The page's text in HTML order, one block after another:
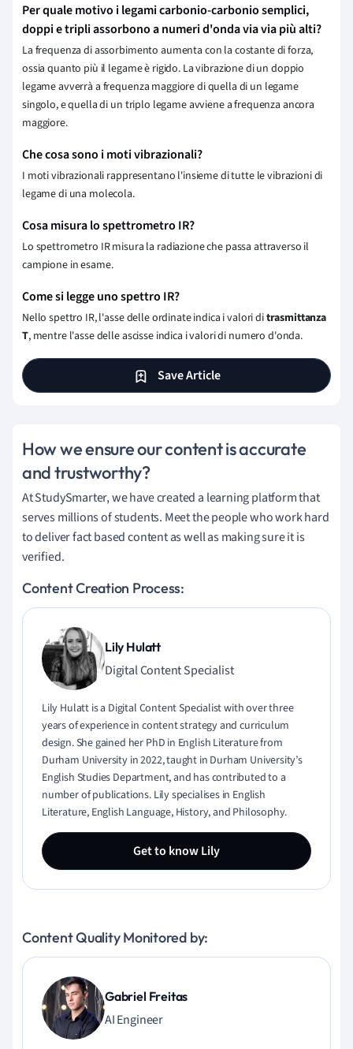
Per quale motivo i legami carbonio-carbonio semplici,
doppi e tripli assorbono a numeri d'onda via via più alti?
La frequenza di assorbimento aumenta con la costante di forza,
ossia quanto più il legame è rigido. La vibrazione di un doppio
legame avverrà a frequenza maggiore di quella di un legame
singolo, e quella di un triplo legame avviene a frequenza ancora
maggiore.
Che cosa sono i moti vibrazionali?
I moti vibrazionali rappresentano l'insieme di tutte le vibrazioni di
legame di una molecola.
Cosa misura lo spettrometro IR?
Lo spettrometro IR misura la radiazione che passa attraverso il
campione in esame.
Come si legge uno spettro IR?
Nello spettro IR, l'asse delle ordinate indica i valori ditrasmittanza
T, mentre l'asse delle ascisse indica i valori di numero d'onda.
Save Article
How we ensure our content is accurate
and trustworthy?
At StudySmarter, we have created a learning platform that
serves millions of students. Meet the people who work hard
to deliver fact based content as well as making sure it is
verified.
Content Creation Process:
Lily Hulatt
Digital Content Specialist
Lily Hulatt is a Digital Content Specialist with over three
years of experience in content strategy and curriculum
design. She gained her PhD in English Literature from
Durham University in 2022, taught in Durham University’s
English Studies Department, and has contributed to a
number of publications. Lily specialises in English
Literature, English Language, History, and Philosophy.
Get to know Lily
Content Quality Monitored by:
Gabriel Freitas
AI Engineer